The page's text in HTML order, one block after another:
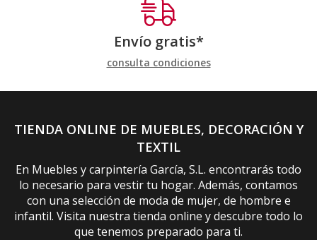
Envío gratis*
consulta condiciones
TIENDA ONLINE DE MUEBLES, DECORACIÓN Y
TEXTIL
En Muebles y carpintería García, S.L. encontrarás todo
lo necesario para vestir tu hogar. Además, contamos
con una selección de moda de mujer, de hombre e
infantil. Visita nuestra tienda online y descubre todo lo
que tenemos preparado para ti.